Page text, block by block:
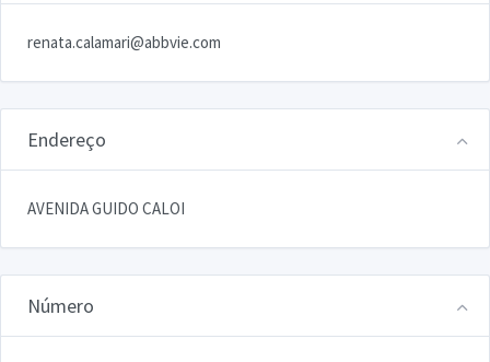
renata.calamari@abbvie.com
Endereço
AVENIDA GUIDO CALOI
Número